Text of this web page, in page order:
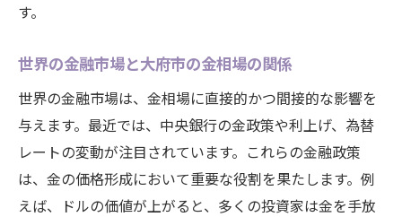
す。
世界の金融市場と大府市の金相場の関係
世界の金融市場は、金相場に直接的かつ間接的な影響を
与えます。最近では、中央銀行の金政策や利上げ、為替
レートの変動が注目されています。これらの金融政策
は、金の価格形成において重要な役割を果たします。例
えば、ドルの価値が上がると、多くの投資家は金を手放